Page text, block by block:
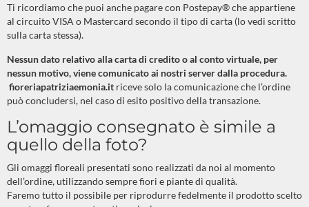
Ti ricordiamo che puoi anche pagare con Postepay® che appartiene
al circuito VISA o Mastercard secondo il tipo di carta (lo vedi scritto
sulla carta stessa).
Nessun dato relativo alla carta di credito o al conto virtuale, per
nessun motivo, viene comunicato ai nostri server dalla procedura.
fioreriapatriziaemonia.it riceve solo la comunicazione che l’ordine
può concludersi, nel caso di esito positivo della transazione.
L’omaggio consegnato è simile a
quello della foto?
Gli omaggi floreali presentati sono realizzati da noi al momento
dell’ordine, utilizzando sempre fiori e piante di qualità.
Faremo tutto il possibile per riprodurre fedelmente il prodotto scelto